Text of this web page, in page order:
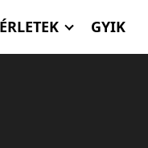
GYIK